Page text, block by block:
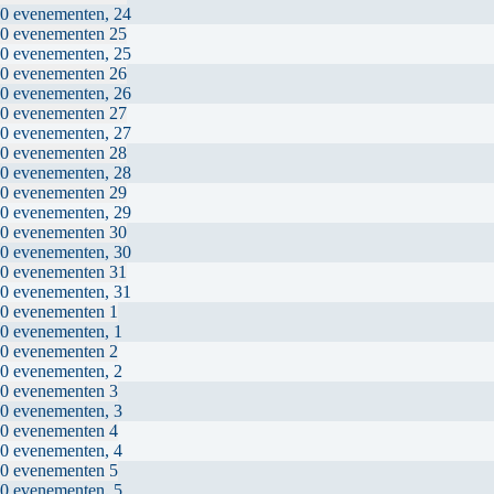
0 evenementen, 24
0 evenementen 25
0 evenementen, 25
0 evenementen 26
0 evenementen, 26
0 evenementen 27
0 evenementen, 27
0 evenementen 28
0 evenementen, 28
0 evenementen 29
0 evenementen, 29
0 evenementen 30
0 evenementen, 30
0 evenementen 31
0 evenementen, 31
0 evenementen 1
0 evenementen, 1
0 evenementen 2
0 evenementen, 2
0 evenementen 3
0 evenementen, 3
0 evenementen 4
0 evenementen, 4
0 evenementen 5
0 evenementen, 5